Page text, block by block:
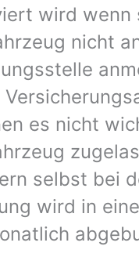
wird wenn
nicht
es nicht
selbst bei
wird in